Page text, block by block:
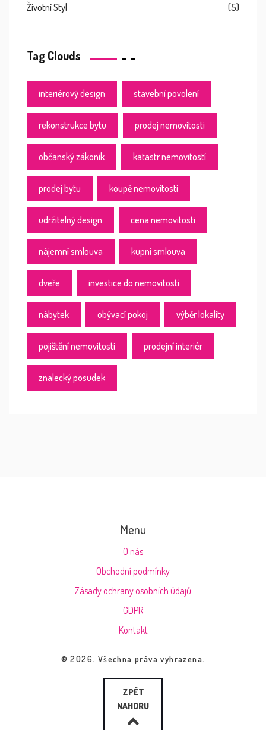
Životní Styl
(5)
Tag Clouds
interiérový design stavební povolení
rekonstrukce bytu prodej nemovitosti
občanský zákoník katastr nemovitostí
prodej bytu koupě nemovitosti
udržitelný design cena nemovitosti
nájemní smlouva kupní smlouva
dveře investice do nemovitostí
nábytek obývací pokoj výběr lokality
pojištění nemovitosti prodejní interiér
znalecký posudek
Menu
O nás
Obchodní podmínky
Zásady ochrany osobních údajů
GDPR
Kontakt
© 2026. Všechna práva vyhrazena.
ZPĚT
NAHORU